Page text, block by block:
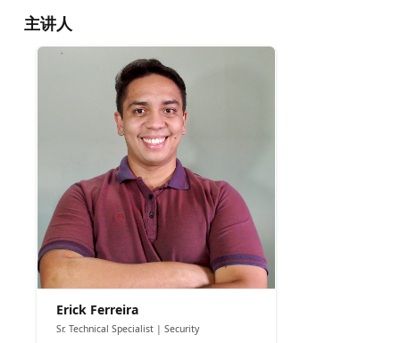
主讲人
Erick Ferreira
Sr. Technical Specialist | Security